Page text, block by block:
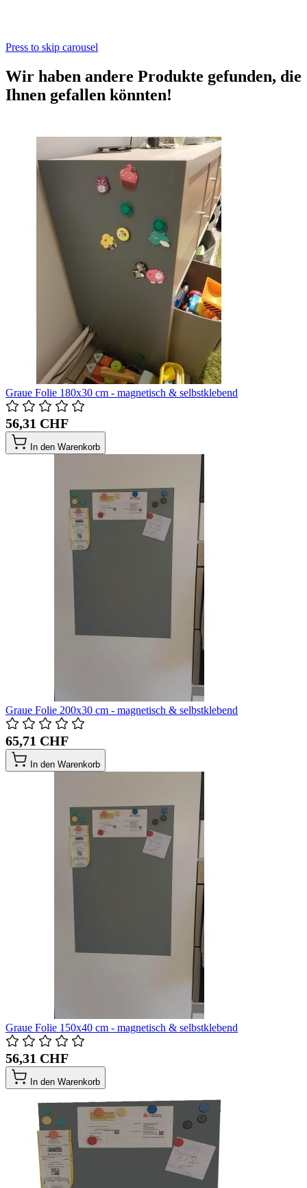
Press to skip carousel
Wir haben andere Produkte gefunden, die
Ihnen gefallen könnten!
Graue Folie 180x30 cm - magnetisch & selbstklebend
56,31 CHF
In den Warenkorb
Graue Folie 200x30 cm - magnetisch & selbstklebend
65,71 CHF
In den Warenkorb
Graue Folie 150x40 cm - magnetisch & selbstklebend
56,31 CHF
In den Warenkorb